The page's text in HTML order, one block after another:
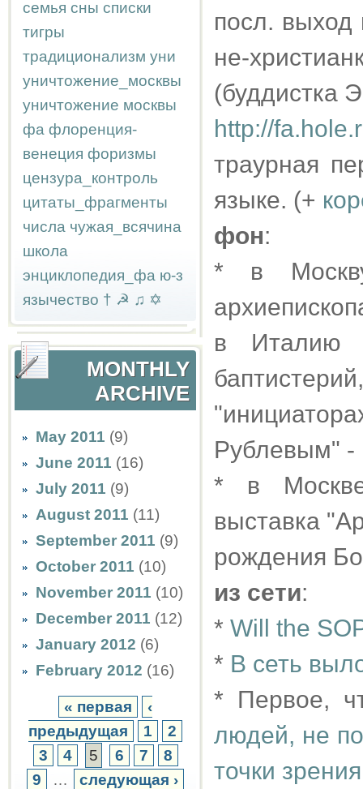
семья сны списки
тигры
традиционализм уни
уничтожение_москвы
уничтожение москвы
фа флоренция-
венеция форизмы
цензура_контроль
цитаты_фрагменты
числа чужая_всячина
школа
энциклопедия_фа ю-з
язычество † ☭ ♫ ✡
MONTHLY
ARCHIVE
May 2011 (9)
June 2011 (16)
July 2011 (9)
August 2011 (11)
September 2011 (9)
October 2011 (10)
November 2011 (10)
December 2011 (12)
January 2012 (6)
February 2012 (16)
« первая
‹
предыдущая
1
2
3
4 5 6 7
8
9
…
следующая ›
посл. выход
не-
(буддистка
http://
траурная
языке. (+
фон:
* в
в Италию
Рублевым" -
* в
выставка
рождения
из сети:
* Will the
* В сеть
* Первое,
людей, не
точки